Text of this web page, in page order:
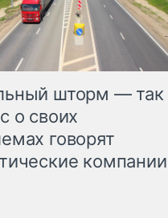
шторм — так
о своих
говорят
компании